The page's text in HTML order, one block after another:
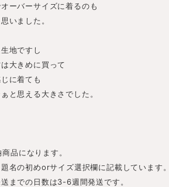
ーバーサイズに着るのも
いました。
地ですし
大きめに買って
に着ても
と思える大きさでした。
品になります。
名の初めorサイズ選択欄に記載しています。
までの日数は3-6週間発送です。